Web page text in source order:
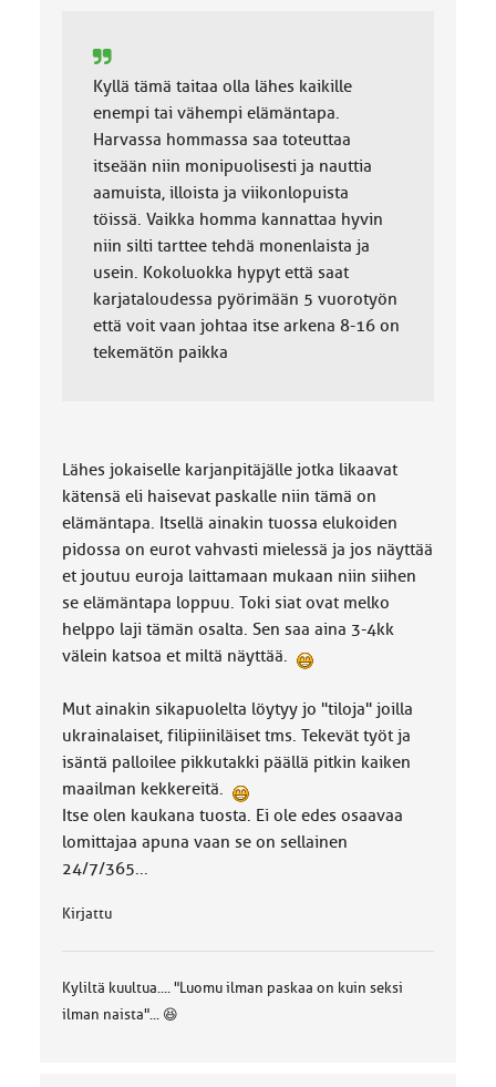
Kyllä tämä taitaa olla lähes kaikille
enempi tai vähempi elämäntapa.
Harvassa hommassa saa toteuttaa
itseään niin monipuolisesti ja nauttia
aamuista, illoista ja viikonlopuista
töissä. Vaikka homma kannattaa hyvin
niin silti tarttee tehdä monenlaista ja
usein. Kokoluokka hypyt että saat
karjataloudessa pyörimään 5 vuorotyön
että voit vaan johtaa itse arkena 8-16 on
tekemätön paikka
Lähes jokaiselle karjanpitäjälle jotka likaavat
kätensä eli haisevat paskalle niin tämä on
elämäntapa. Itsellä ainakin tuossa elukoiden
pidossa on eurot vahvasti mielessä ja jos näyttää
et joutuu euroja laittamaan mukaan niin siihen
se elämäntapa loppuu. Toki siat ovat melko
helppo laji tämän osalta. Sen saa aina 3-4kk
välein katsoa et miltä näyttää.
Mut ainakin sikapuolelta löytyy jo "tiloja" joilla
ukrainalaiset, filipiiniläiset tms. Tekevät työt ja
isäntä palloilee pikkutakki päällä pitkin kaiken
maailman kekkereitä.
Itse olen kaukana tuosta. Ei ole edes osaavaa
lomittajaa apuna vaan se on sellainen
24/7/365...
Kirjattu
Kyliltä kuultua.... "Luomu ilman paskaa on kuin seksi
ilman naista"... 😆